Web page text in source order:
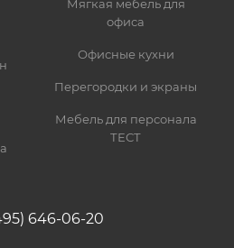
Мягкая мебель для
офиса
Офисные кухни
Перегородки и экраны
Мебель для персонала
ТЕСТ
646-06-20